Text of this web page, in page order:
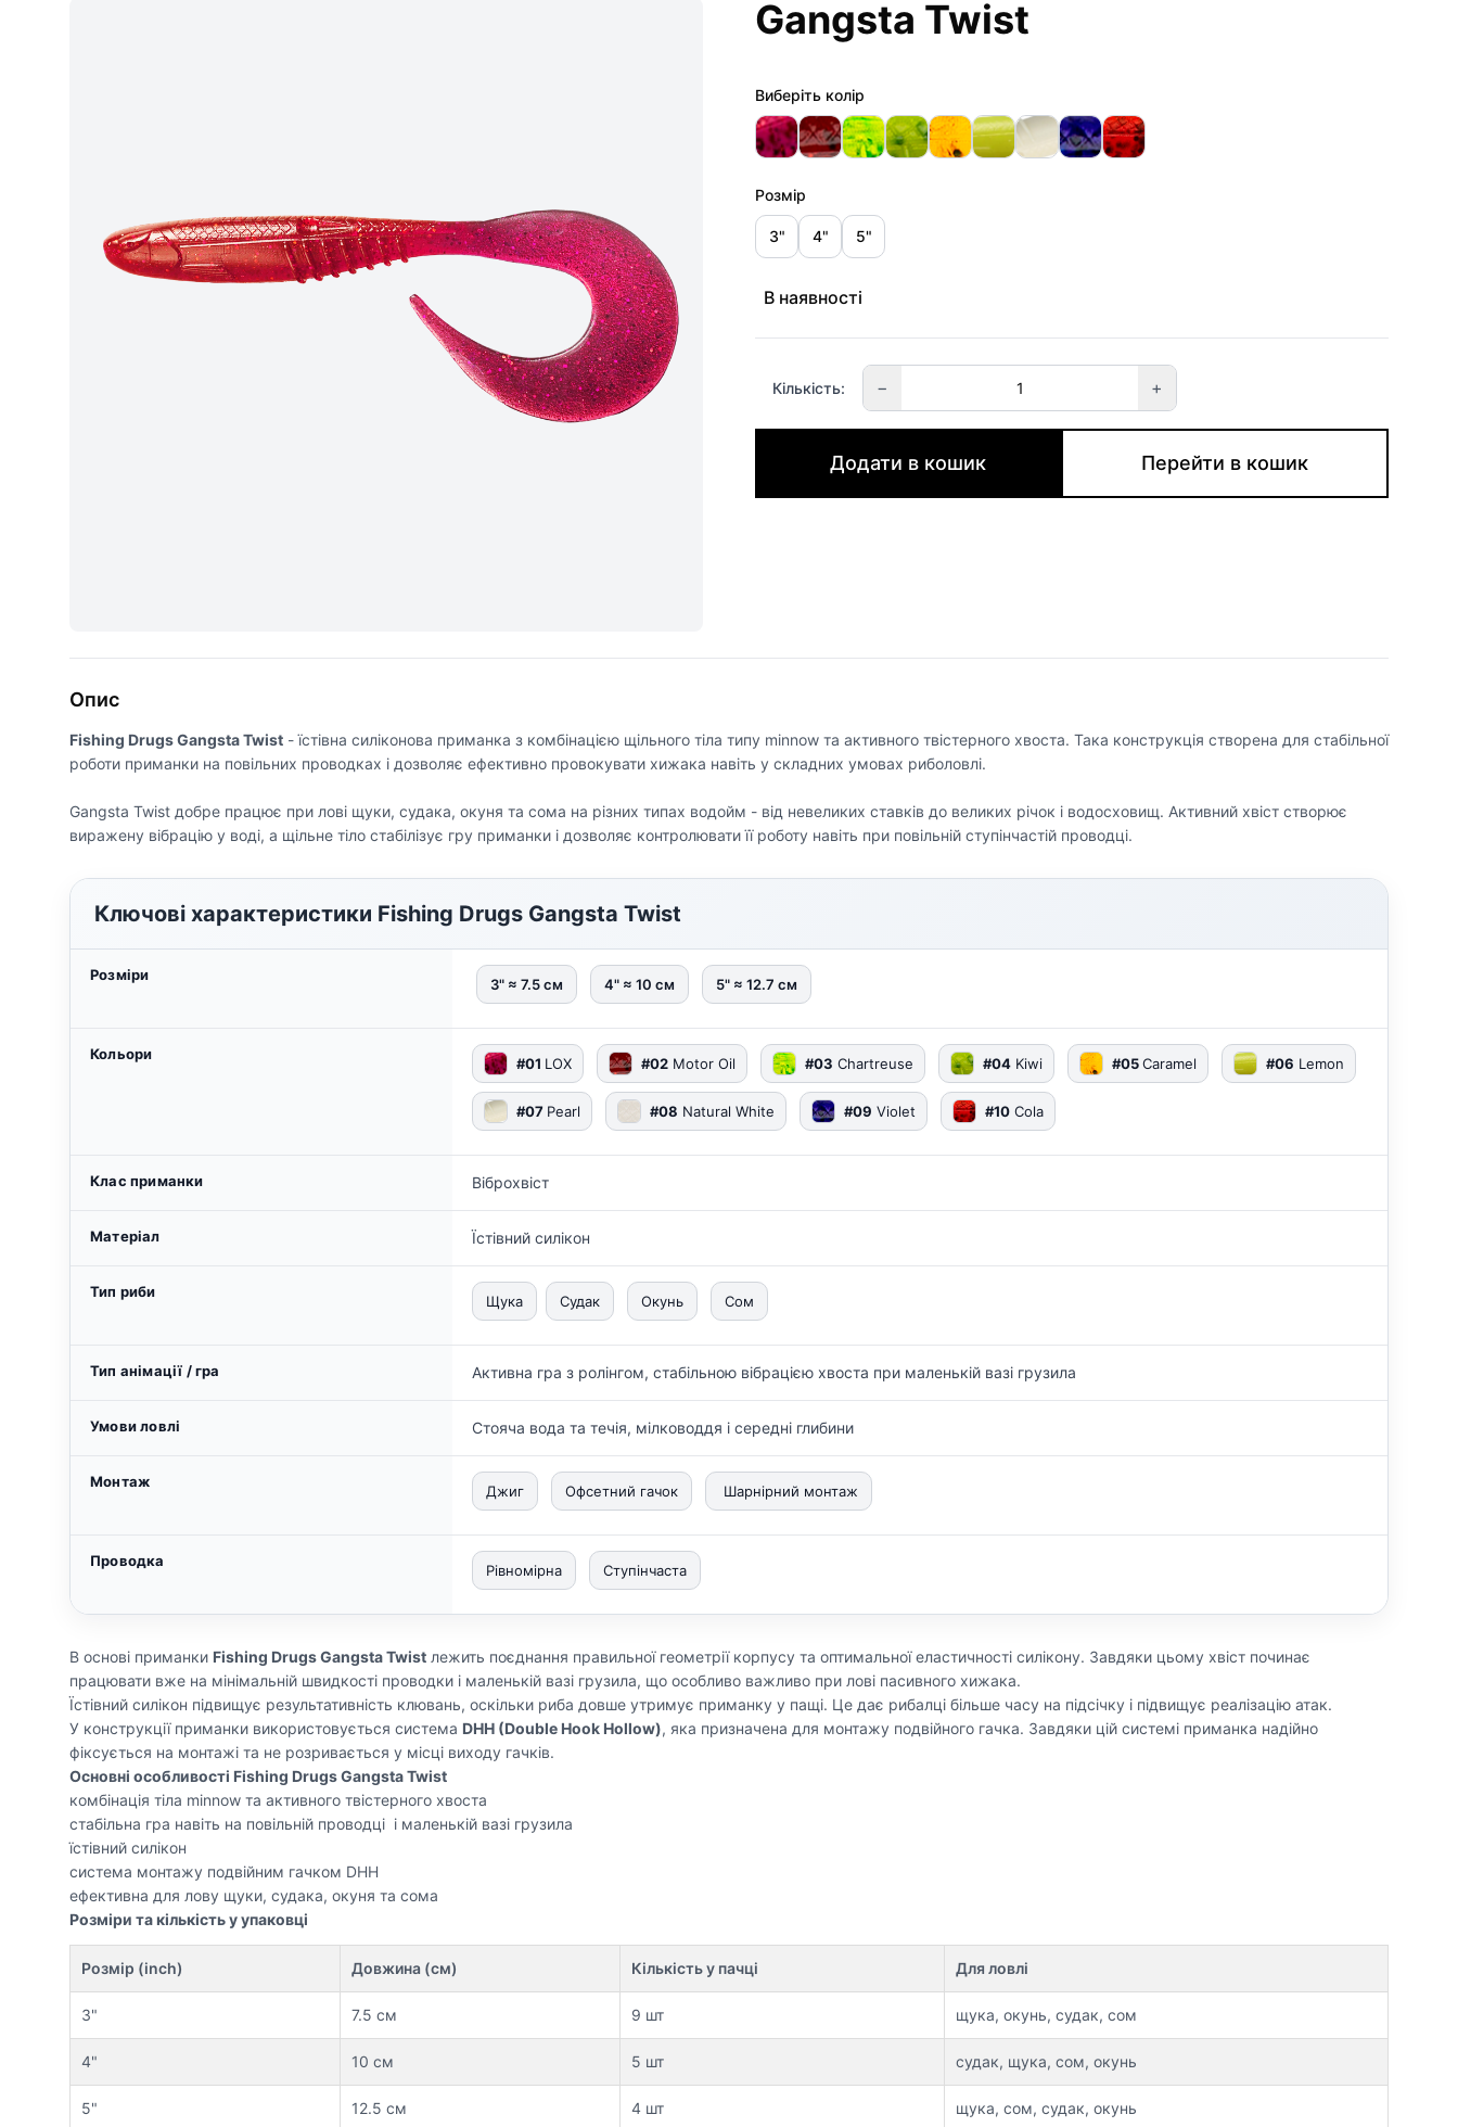
Gangsta Twist
Виберіть колір
Розмір
3" 4" 5"
В наявності
Кількість: − +
Додати в кошик Перейти в кошик
Опис
Fishing Drugs Gangsta Twist - їстівна силіконова приманка з комбінацією щільного тіла типу minnow та активного твістерного хвоста. Така конструкція створена для стабільної
роботи приманки на повільних проводках і дозволяє ефективно провокувати хижака навіть у складних умовах риболовлі.
Gangsta Twist добре працює при лові щуки, судака, окуня та сома на різних типах водойм - від невеликих ставків до великих річок і водосховищ. Активний хвіст створює
виражену вібрацію у воді, а щільне тіло стабілізує гру приманки і дозволяє контролювати її роботу навіть при повільній ступінчастій проводці.
Ключові характеристики Fishing Drugs Gangsta Twist
Розміри
3" ≈ 7.5 см 4" ≈ 10 см 5" ≈ 12.7 см
Кольори
#01 LOX #02 Motor Oil #03 Chartreuse #04 Kiwi #05Caramel #06 Lemon
#07 Pearl #08 Natural White #09 Violet #10 Cola
Клас приманки Віброхвіст
Матеріал Їстівний силікон
Тип риби
Щука Судак Окунь Сом
Тип анімації / гра Активна гра з ролінгом, стабільною вібрацією хвоста при маленькій вазі грузила
Умови ловлі Стояча вода та течія, мілководдя і середні глибини
Монтаж
Джиг Офсетний гачок Шарнірний монтаж
Проводка
Рівномірна Ступінчаста
В основі приманки Fishing Drugs Gangsta Twist лежить поєднання правильної геометрії корпусу та оптимальної еластичності силікону. Завдяки цьому хвіст починає
працювати вже на мінімальній швидкості проводки і маленькій вазі грузила, що особливо важливо при лові пасивного хижака.
Їстівний силікон підвищує результативність клювань, оскільки риба довше утримує приманку у пащі. Це дає рибалці більше часу на підсічку і підвищує реалізацію атак.
У конструкції приманки використовується система DHH (Double Hook Hollow), яка призначена для монтажу подвійного гачка. Завдяки цій системі приманка надійно
фіксується на монтажі та не розривається у місці виходу гачків.
Основні особливості Fishing Drugs Gangsta Twist
комбінація тіла minnow та активного твістерного хвоста
стабільна гра навіть на повільній проводці і маленькій вазі грузила
їстівний силікон
система монтажу подвійним гачком DHH
ефективна для лову щуки, судака, окуня та сома
Розміри та кількість у упаковці
Розмір (inch) Довжина (см) Кількість у пачці Для ловлі
3" 7.5 см 9 шт щука, окунь, судак, сом
4" 10 см 5 шт судак, щука, сом, окунь
5" 12.5 см 4 шт щука, сом, судак, окунь